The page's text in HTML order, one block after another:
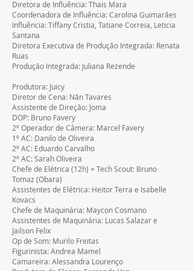
Diretora de Influência: Thais Mara
Coordenadora de Influência: Carolina Guimarães
Influência: Tiffany Cristia, Tatiane Correia, Leticia
Santana
Diretora Executiva de Produção Integrada: Renata
Ruas
Produção Integrada: Juliana Rezende
Produtora: Juicy
Diretor de Cena: Nãn Tavares
Assistente de Direção: Joma
DOP: Bruno Favery
2º Operador de Câmera: Marcel Favery
1º AC: Danilo de Oliveira
2º AC: Eduardo Carvalho
2º AC: Sarah Oliveira
Chefe de Elétrica (12h) + Tech Scout: Bruno
Tomaz (Obara)
Assistentes de Elétrica: Heitor Terra e Isabelle
Kovacs
Chefe de Maquinária: Maycon Cosmano
Assistentes de Maquinária: Lucas Salazar e
Jailson Felix
Op de Som: Murilo Freitas
Figurinista: Andrea Mamel
Camareira: Alessandra Lourenço